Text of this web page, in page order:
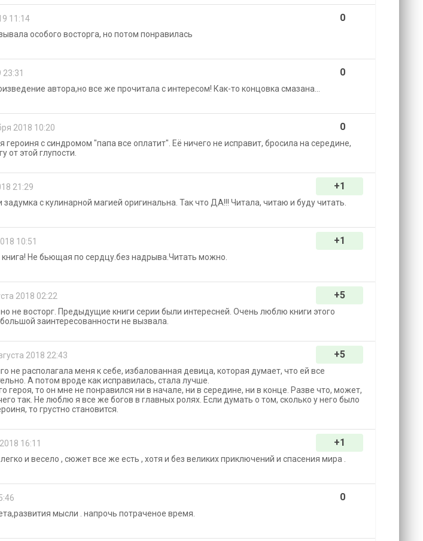
11:14 0
особого восторга, но потом понравилась
0
автора,но все же прочитала с интересом! Как-то концовка смазана...
2018 10:20 0
героиня с синдромом "папа все оплатит". Её ничего не исправит, бросила на середине,
от этой глупости.
21:29 +1
задумка с кулинарной магией оригинальна. Так что ДА!!! Читала, читаю и буду читать.
10:51 +1
Не бьющая по сердцу.без надрыва.Читать можно.
2018 02:22 +5
не восторг. Предыдущие книги серии были интересней. Очень люблю книги этого
заинтересованности не вызвала.
2018 22:43 +5
не располагала меня к себе, избалованная девица, которая думает, что ей все
А потом вроде как исправилась, стала лучше.
героя, то он мне не понравился ни в начале, ни в середине, ни в конце. Разве что, может,
так. Не люблю я все же богов в главных ролях. Если думать о том, сколько у него было
то грустно становится.
16:11 +1
и весело , сюжет все же есть , хотя и без великих приключений и спасения мира .
0
мысли . напрочь потраченое время.